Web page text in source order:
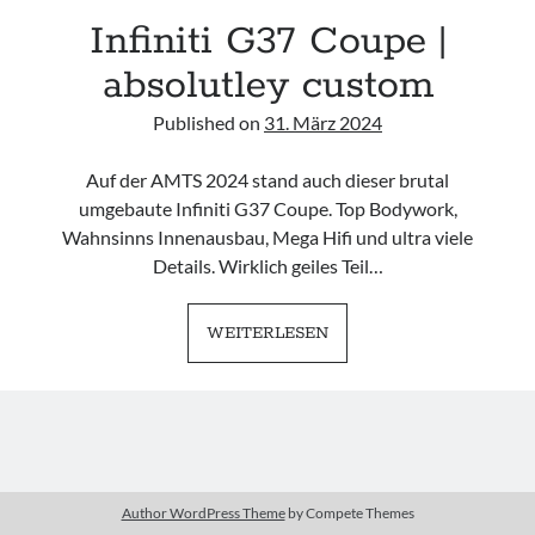
#schreischwein
Imprint
Infiniti G37 Coupe |
absolutley custom
Published on 31. März 2024
Auf der AMTS 2024 stand auch dieser brutal
umgebaute Infiniti G37 Coupe. Top Bodywork,
Wahnsinns Innenausbau, Mega Hifi und ultra viele
Details. Wirklich geiles Teil…
WEITERLESENINFINITI
G37
Author WordPress Themeby Compete Themes